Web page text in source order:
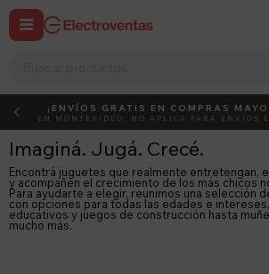

DEBUT ACTIVÁ EL
¡ENVÍOS GRATIS EN COMPRAS
EN MONTEVIDEO, NO APLICA PARA ENVÍOS
Imaginá. Jugá. Crecé.
Encontrá juguetes que realmente entretengan,
y acompañen el crecimiento de los más chicos
Para ayudarte a elegir, reunimos una selección
con opciones para todas las edades e
educativos y juegos de construcción hasta
mucho más.